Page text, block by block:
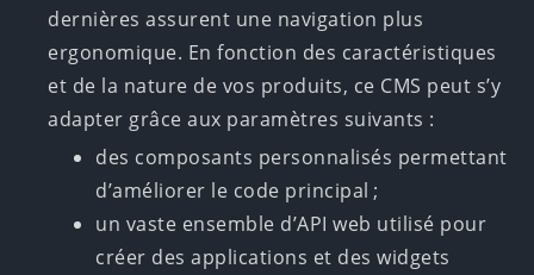
dernières assurent une navigation plus
ergonomique. En fonction des caractéristiques
et de la nature de vos produits, ce CMS peut s’y
adapter grâce aux paramètres suivants :
des composants personnalisés permettant
d’améliorer le code principal ;
un vaste ensemble d’API web utilisé pour
créer des applications et des widgets